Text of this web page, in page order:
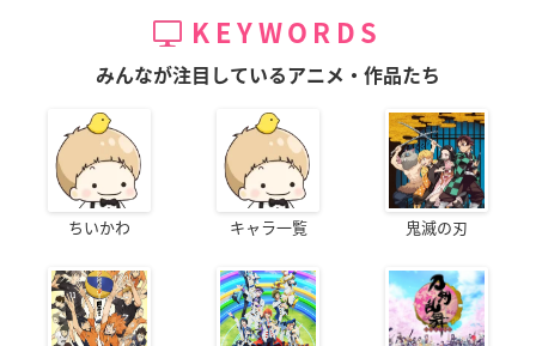
KEYWORDS
みんなが注目しているアニメ・作品たち
ちいかわ キャラ一覧 鬼滅の刃